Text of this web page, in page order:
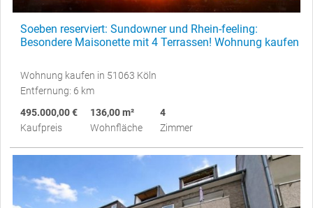
Soeben reserviert: Sundowner und Rhein-feeling:
Besondere Maisonette mit 4 Terrassen! Wohnung kaufen
Wohnung kaufen in 51063 Köln
Entfernung: 6 km
495.000,00 €
Kaufpreis
136,00 m²
Wohnfläche
4
Zimmer